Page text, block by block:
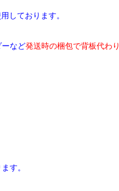
しております。
など発送時の梱包で背板代わり
す。